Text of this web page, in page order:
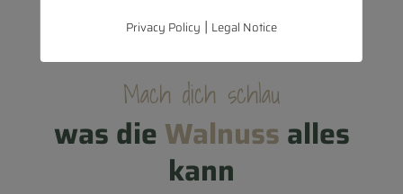
Mach dich schlau
was die Walnuss alles
kann
Privacy Policy | Legal Notice